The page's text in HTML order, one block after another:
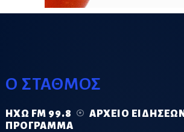
Ο ΣΤΑΘΜΟΣ
ΗΧΏ FM 99.8
ΑΡΧΕΊΟ ΕΙΔΉΣΕΩΝ
ΠΡΌΓΡΑΜΜΑ